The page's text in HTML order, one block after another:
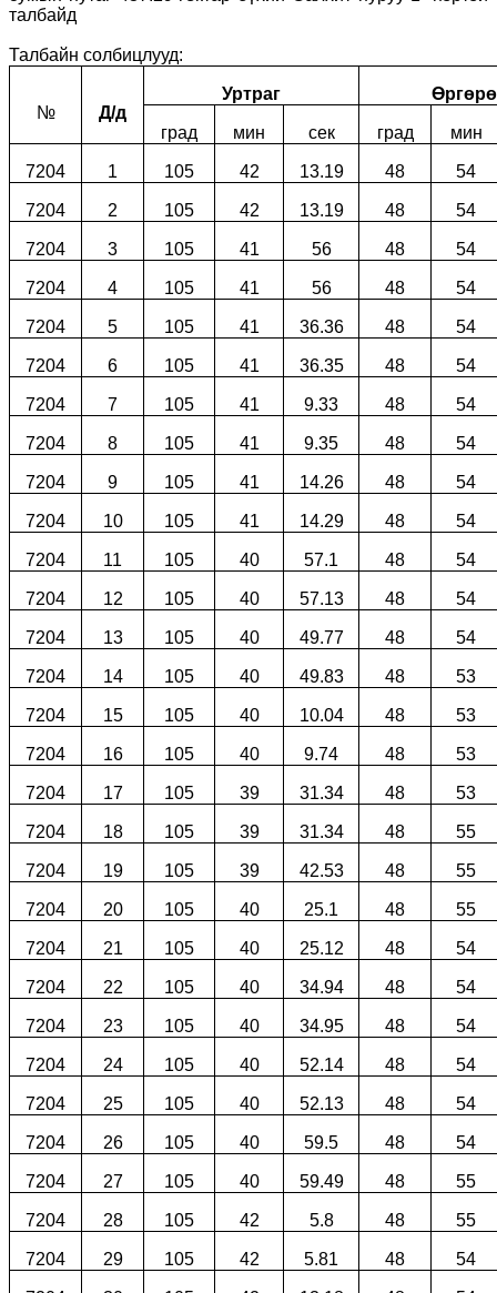
талбайд
Талбайн солбицлууд:
№ Д/д
Уртраг
град мин сек град мин
7204 1 105 42 13.19 48 54
7204 2 105 42 13.19 48 54
7204 3 105 41 56 48 54
7204 4 105 41 56 48 54
7204 5 105 41 36.36 48 54
7204 6 105 41 36.35 48 54
7204 7 105 41 9.33 48 54
7204 8 105 41 9.35 48 54
7204 9 105 41 14.26 48 54
7204 10 105 41 14.29 48 54
7204 11 105 40 57.1 48 54
7204 12 105 40 57.13 48 54
7204 13 105 40 49.77 48 54
7204 14 105 40 49.83 48 53
7204 15 105 40 10.04 48 53
7204 16 105 40 9.74 48 53
7204 17 105 39 31.34 48 53
7204 18 105 39 31.34 48 55
7204 19 105 39 42.53 48 55
7204 20 105 40 25.1 48 55
7204 21 105 40 25.12 48 54
7204 22 105 40 34.94 48 54
7204 23 105 40 34.95 48 54
7204 24 105 40 52.14 48 54
7204 25 105 40 52.13 48 54
7204 26 105 40 59.5 48 54
7204 27 105 40 59.49 48 55
7204 28 105 42 5.8 48 55
7204 29 105 42 5.81 48 54